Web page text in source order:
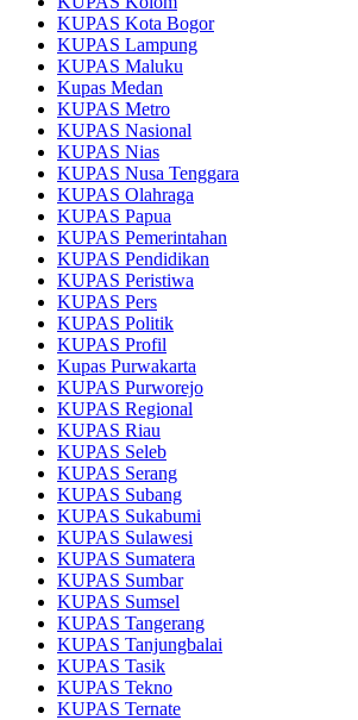
KUPAS Kota Bogor
KUPAS Lampung
KUPAS Maluku
Kupas Medan
KUPAS Metro
KUPAS Nasional
KUPAS Nias
KUPAS Nusa Tenggara
KUPAS Olahraga
KUPAS Papua
KUPAS Pemerintahan
KUPAS Pendidikan
KUPAS Peristiwa
KUPAS Pers
KUPAS Politik
KUPAS Profil
Kupas Purwakarta
KUPAS Purworejo
KUPAS Regional
KUPAS Riau
KUPAS Seleb
KUPAS Serang
KUPAS Subang
KUPAS Sukabumi
KUPAS Sulawesi
KUPAS Sumatera
KUPAS Sumbar
KUPAS Sumsel
KUPAS Tangerang
KUPAS Tanjungbalai
KUPAS Tasik
KUPAS Tekno
KUPAS Ternate